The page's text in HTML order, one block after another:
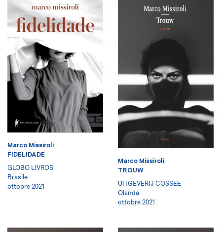
Marco Missiroli
FIDELIDADE
GLOBO LIVROS
Brasile
ottobre 2021
Marco Missiroli
TROUW
UITGEVERIJ COSSEE
Olanda
ottobre 2021